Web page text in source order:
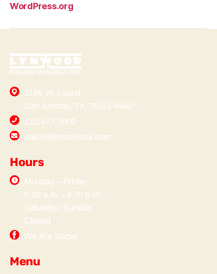
WordPress.org
1146 W. Laurel
San Antonio, TX 78201-6942
210.477.3000
sales@lynwoodsa.com
Hours
Monday – Friday
6:30 a.m. - 4:00 p.m
Saturday- Sunday
Closed
We Are Social
Menu